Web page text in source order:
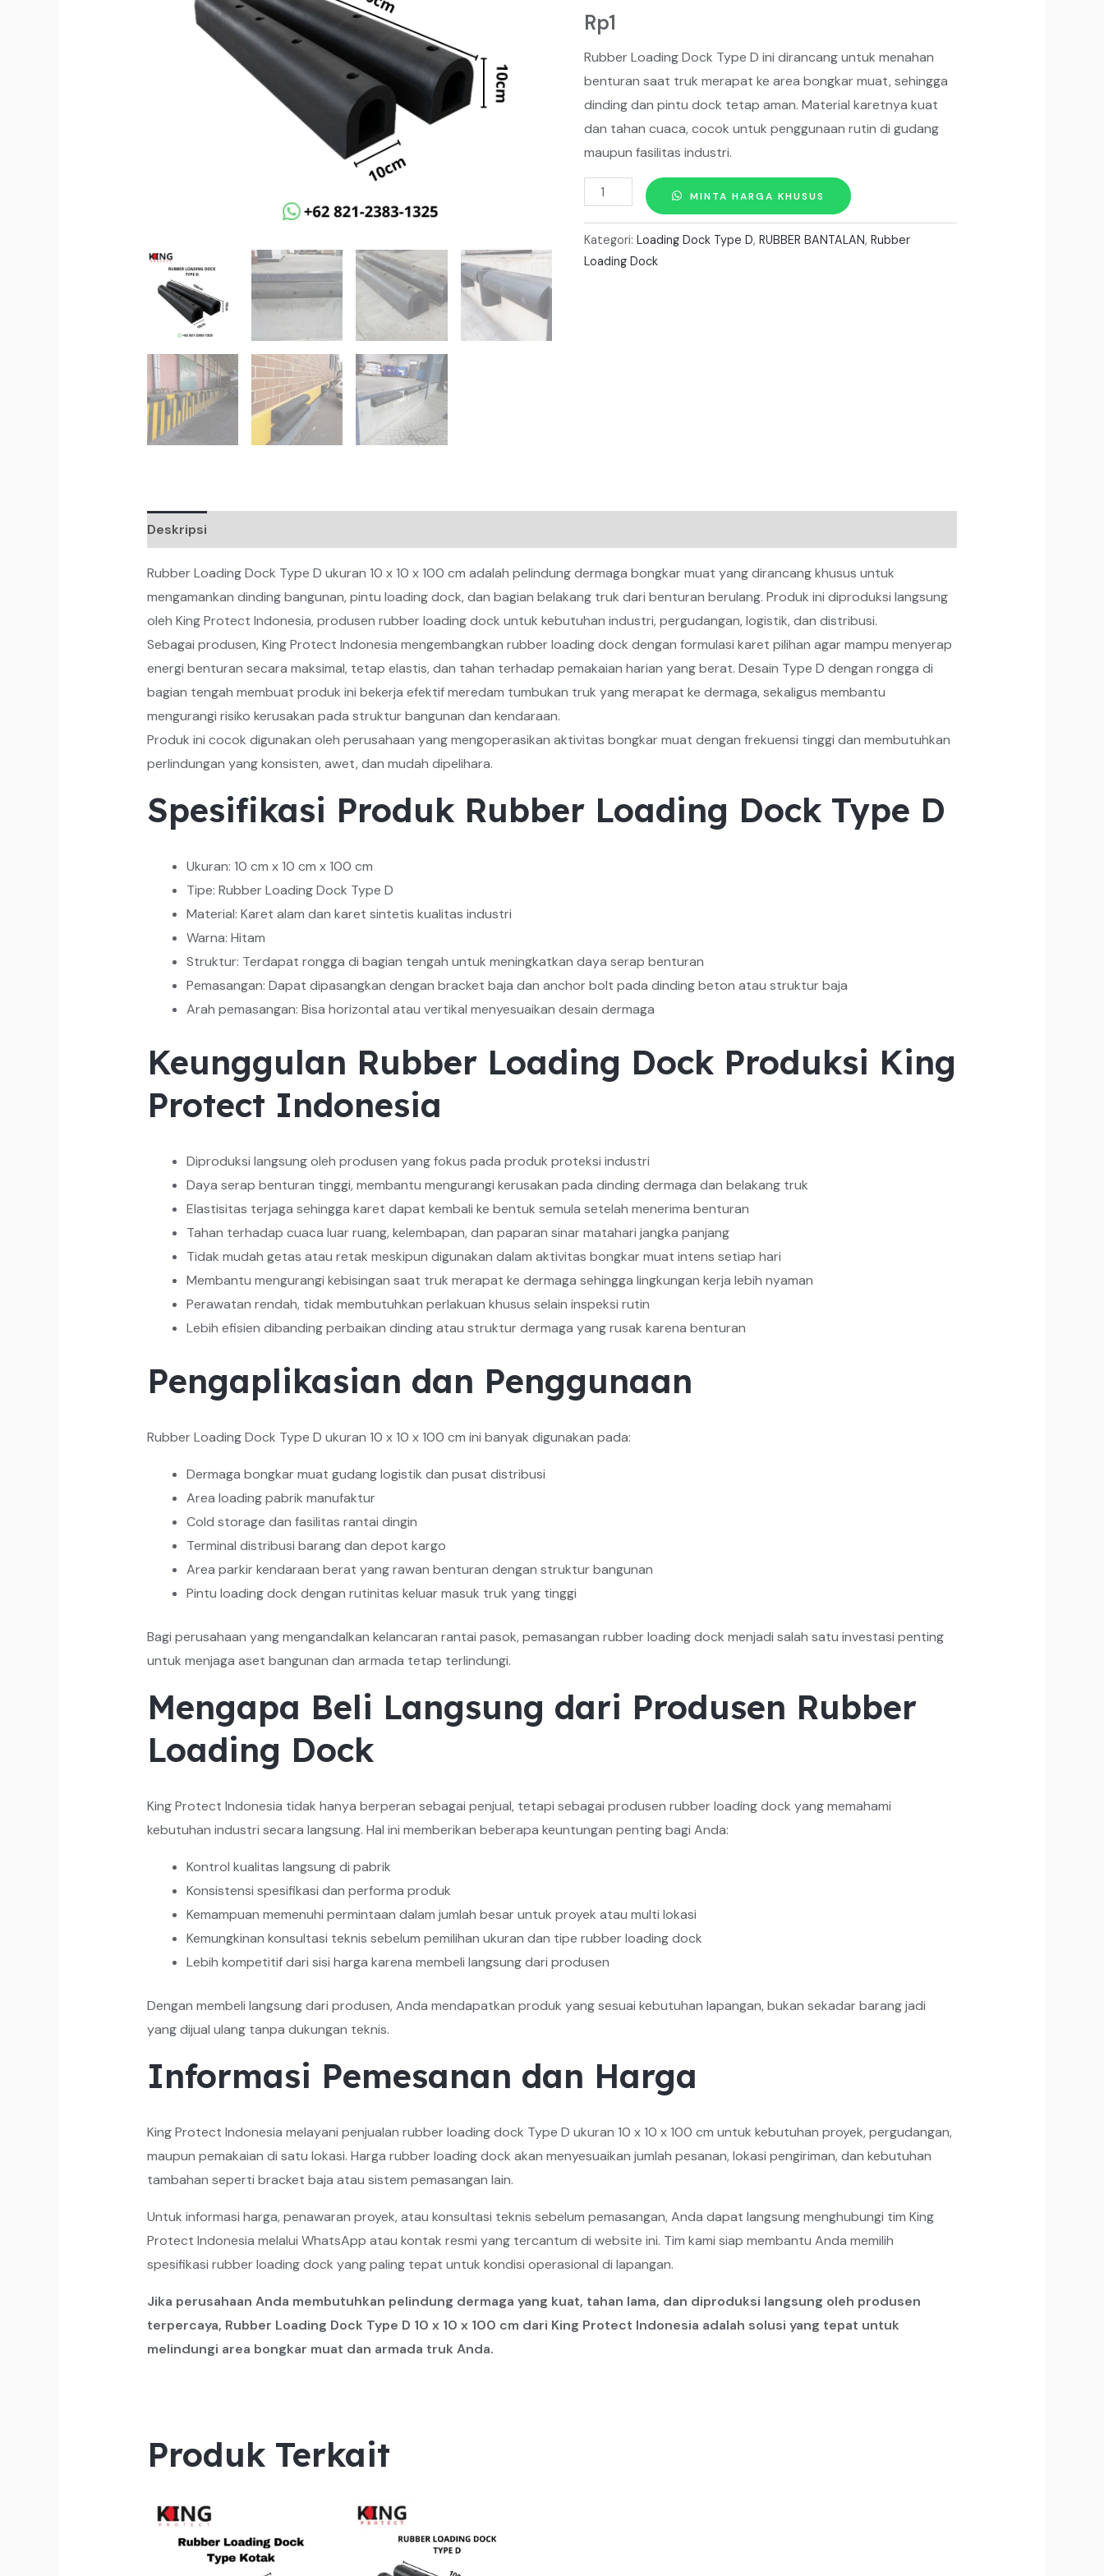
Rp1
Rubber Loading Dock Type D ini dirancang untuk menahan
benturan saat truk merapat ke area bongkar muat, sehingga
dinding dan pintu dock tetap aman. Material karetnya kuat
dan tahan cuaca, cocok untuk penggunaan rutin di gudang
maupun fasilitas industri.
Kuantitas
Loading
Dock
MINTA HARGA KHUSUS
Kategori: Loading Dock Type D, RUBBER BANTALAN, Rubber
Loading Dock
Deskripsi
Rubber Loading Dock Type D ukuran 10 x 10 x 100 cm adalah pelindung dermaga bongkar muat yang dirancang khusus untuk
mengamankan dinding bangunan, pintu loading dock, dan bagian belakang truk dari benturan berulang. Produk ini diproduksi langsung
oleh King Protect Indonesia, produsen rubber loading dock untuk kebutuhan industri, pergudangan, logistik, dan distribusi.
Sebagai produsen, King Protect Indonesia mengembangkan rubber loading dock dengan formulasi karet pilihan agar mampu menyerap
energi benturan secara maksimal, tetap elastis, dan tahan terhadap pemakaian harian yang berat. Desain Type D dengan rongga di
bagian tengah membuat produk ini bekerja efektif meredam tumbukan truk yang merapat ke dermaga, sekaligus membantu
mengurangi risiko kerusakan pada struktur bangunan dan kendaraan.
Produk ini cocok digunakan oleh perusahaan yang mengoperasikan aktivitas bongkar muat dengan frekuensi tinggi dan membutuhkan
perlindungan yang konsisten, awet, dan mudah dipelihara.
Spesifikasi Produk Rubber Loading Dock Type D
Ukuran: 10 cm x 10 cm x 100 cm
Tipe: Rubber Loading Dock Type D
Material: Karet alam dan karet sintetis kualitas industri
Warna: Hitam
Struktur: Terdapat rongga di bagian tengah untuk meningkatkan daya serap benturan
Pemasangan: Dapat dipasangkan dengan bracket baja dan anchor bolt pada dinding beton atau struktur baja
Arah pemasangan: Bisa horizontal atau vertikal menyesuaikan desain dermaga
Keunggulan Rubber Loading Dock Produksi King
Protect Indonesia
Diproduksi langsung oleh produsen yang fokus pada produk proteksi industri
Daya serap benturan tinggi, membantu mengurangi kerusakan pada dinding dermaga dan belakang truk
Elastisitas terjaga sehingga karet dapat kembali ke bentuk semula setelah menerima benturan
Tahan terhadap cuaca luar ruang, kelembapan, dan paparan sinar matahari jangka panjang
Tidak mudah getas atau retak meskipun digunakan dalam aktivitas bongkar muat intens setiap hari
Membantu mengurangi kebisingan saat truk merapat ke dermaga sehingga lingkungan kerja lebih nyaman
Perawatan rendah, tidak membutuhkan perlakuan khusus selain inspeksi rutin
Lebih efisien dibanding perbaikan dinding atau struktur dermaga yang rusak karena benturan
Pengaplikasian dan Penggunaan
Rubber Loading Dock Type D ukuran 10 x 10 x 100 cm ini banyak digunakan pada:
Dermaga bongkar muat gudang logistik dan pusat distribusi
Area loading pabrik manufaktur
Cold storage dan fasilitas rantai dingin
Terminal distribusi barang dan depot kargo
Area parkir kendaraan berat yang rawan benturan dengan struktur bangunan
Pintu loading dock dengan rutinitas keluar masuk truk yang tinggi
Bagi perusahaan yang mengandalkan kelancaran rantai pasok, pemasangan rubber loading dock menjadi salah satu investasi penting
untuk menjaga aset bangunan dan armada tetap terlindungi.
Mengapa Beli Langsung dari Produsen Rubber
Loading Dock
King Protect Indonesia tidak hanya berperan sebagai penjual, tetapi sebagai produsen rubber loading dock yang memahami
kebutuhan industri secara langsung. Hal ini memberikan beberapa keuntungan penting bagi Anda:
Kontrol kualitas langsung di pabrik
Konsistensi spesifikasi dan performa produk
Kemampuan memenuhi permintaan dalam jumlah besar untuk proyek atau multi lokasi
Kemungkinan konsultasi teknis sebelum pemilihan ukuran dan tipe rubber loading dock
Lebih kompetitif dari sisi harga karena membeli langsung dari produsen
Dengan membeli langsung dari produsen, Anda mendapatkan produk yang sesuai kebutuhan lapangan, bukan sekadar barang jadi
yang dijual ulang tanpa dukungan teknis.
Informasi Pemesanan dan Harga
King Protect Indonesia melayani penjualan rubber loading dock Type D ukuran 10 x 10 x 100 cm untuk kebutuhan proyek, pergudangan,
maupun pemakaian di satu lokasi. Harga rubber loading dock akan menyesuaikan jumlah pesanan, lokasi pengiriman, dan kebutuhan
tambahan seperti bracket baja atau sistem pemasangan lain.
Untuk informasi harga, penawaran proyek, atau konsultasi teknis sebelum pemasangan, Anda dapat langsung menghubungi tim King
Protect Indonesia melalui WhatsApp atau kontak resmi yang tercantum di website ini. Tim kami siap membantu Anda memilih
spesifikasi rubber loading dock yang paling tepat untuk kondisi operasional di lapangan.
Jika perusahaan Anda membutuhkan pelindung dermaga yang kuat, tahan lama, dan diproduksi langsung oleh produsen
terpercaya, Rubber Loading Dock Type D 10 x 10 x 100 cm dari King Protect Indonesia adalah solusi yang tepat untuk
melindungi area bongkar muat dan armada truk Anda.
Produk Terkait